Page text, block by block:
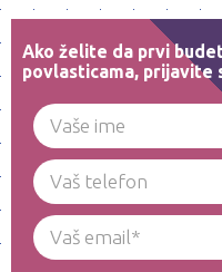
Ako želite da prvi
povlasticama, prijavite